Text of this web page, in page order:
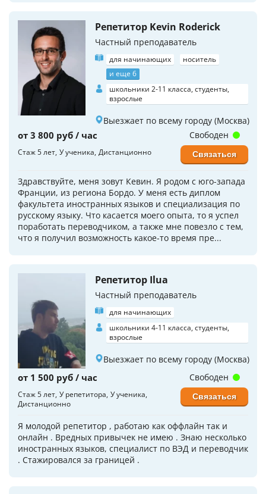
Репетитор Kevin Roderick
Частный преподаватель
для начинающих
носитель
и еще 6
школьники 2-11 класса, студенты,
взрослые
Выезжает по всему городу (Москва)
от 3 800 руб / час
Стаж 5 лет У ученика Дистанционно
Здравствуйте, меня зовут Кевин. Я родом с юго-запада
Франции, из региона Бордо. У меня есть диплом
факультета иностранных языков и специализация по
русскому языку. Что касается моего опыта, то я успел
поработать переводчиком, а также мне повезло с тем,
что я получил возможность какое-то время пре...
Свободен
Связаться
Репетитор Ilua
Частный преподаватель
для начинающих
школьники 4-11 класса, студенты,
взрослые
Выезжает по всему городу (Москва)
от 1 500 руб / час
Стаж 5 лет У репетитора У ученика
Дистанционно
Я молодой репетитор , работаю как оффлайн так и
онлайн . Вредных привычек не имею . Знаю несколько
иностранных языков, специалист по ВЭД и переводчик
. Стажировался за границей .
Свободен
Связаться